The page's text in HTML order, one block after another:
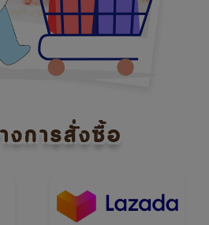
งการสั่งซื้อ